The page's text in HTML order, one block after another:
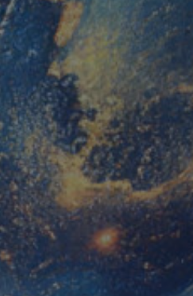
per il sito, ma un
stato di accesso per un
a Google Universal
significativo del
utilizzato da
per distinguere
generato in modo
cliente. È incluso in ogni
utilizzato per calcolare i
per i rapporti di
Google Analytics per
servizio Cookie-
di consenso sui
che il banner dei
correttamente.